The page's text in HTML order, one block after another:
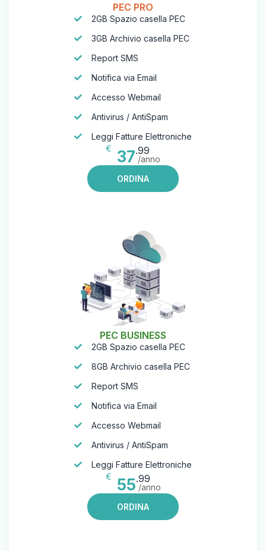
PEC PRO
2GB Spazio casella PEC
3GB Archivio casella PEC
Report SMS
Notifica via Email
Accesso Webmail
Antivirus / AntiSpam
Leggi Fatture Elettroniche
€
37.99
/anno
ORDINA
PEC BUSINESS
2GB Spazio casella PEC
8GB Archivio casella PEC
Report SMS
Notifica via Email
Accesso Webmail
Antivirus / AntiSpam
Leggi Fatture Elettroniche
€
55.99
/anno
ORDINA